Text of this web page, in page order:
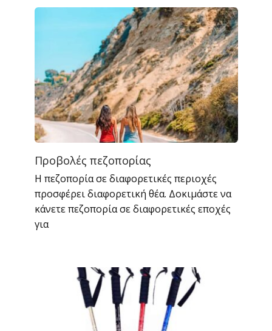
Προβολές πεζοπορίας
Η πεζοπορία σε διαφορετικές περιοχές
προσφέρει διαφορετική θέα. Δοκιμάστε να
κάνετε πεζοπορία σε διαφορετικές εποχές
για